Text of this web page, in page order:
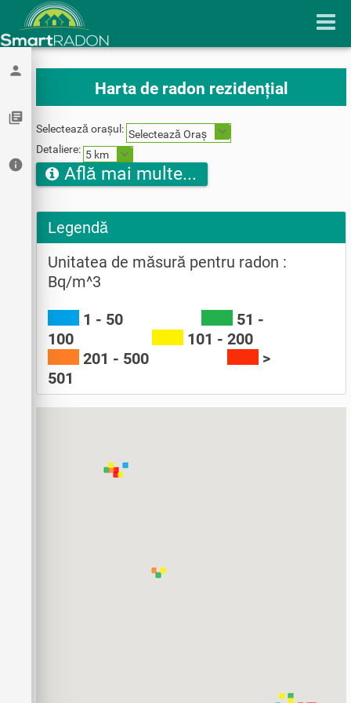
person
library_books
info
Harta de radon rezidențial
Selectează orașul: Selectează Oraș
Detaliere: 5 km
Află mai multe...
Legendă
Unitatea de măsură pentru radon :
Bq/m^3
1 - 50
51 -
100
101 - 200
201 - 500
>
501